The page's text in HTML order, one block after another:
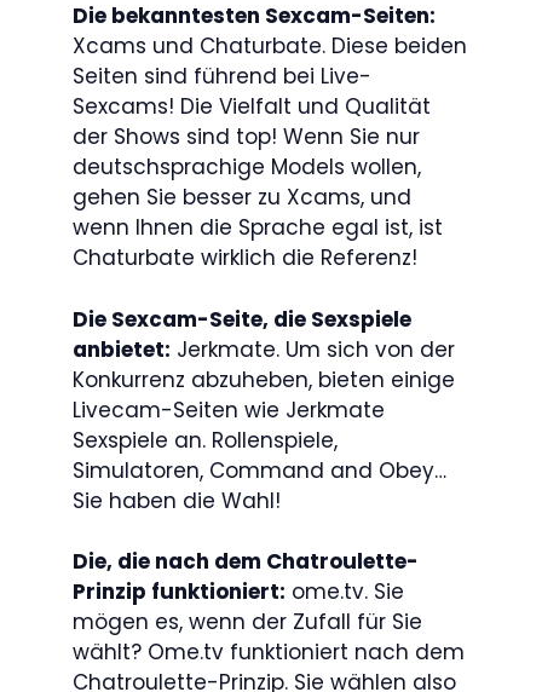
Die bekanntesten Sexcam-Seiten:
Xcams und Chaturbate. Diese beiden
Seiten sind führend bei Live-
Sexcams! Die Vielfalt und Qualität
der Shows sind top! Wenn Sie nur
deutschsprachige Models wollen,
gehen Sie besser zu Xcams, und
wenn Ihnen die Sprache egal ist, ist
Chaturbate wirklich die Referenz!
Die Sexcam-Seite, die Sexspiele
anbietet: Jerkmate. Um sich von der
Konkurrenz abzuheben, bieten einige
Livecam-Seiten wie Jerkmate
Sexspiele an. Rollenspiele,
Simulatoren, Command and Obey…
Sie haben die Wahl!
Die, die nach dem Chatroulette-
Prinzip funktioniert: ome.tv. Sie
mögen es, wenn der Zufall für Sie
wählt? Ome.tv funktioniert nach dem
Chatroulette-Prinzip. Sie wählen also